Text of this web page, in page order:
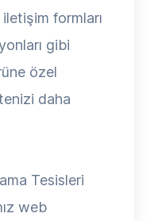
formları
gibi
özel
daha
Tesisleri
web